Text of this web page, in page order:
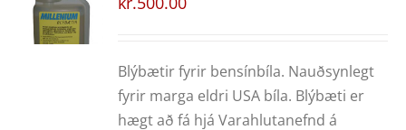
Blýbætir fyrir bensínbíla. Nauðsynlegt
fyrir marga eldri USA bíla. Blýbæti er
hægt að fá hjá Varahlutanefnd á